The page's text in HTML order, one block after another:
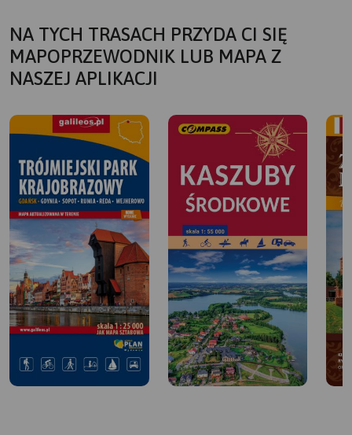
NA TYCH TRASACH PRZYDA CI SIĘ
MAPOPRZEWODNIK LUB MAPA Z
NASZEJ APLIKACJI